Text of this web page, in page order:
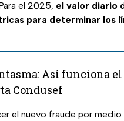
el 2025, el valor diario
para determinar los
Así funciona
Condusef
el nuevo fraude por medio